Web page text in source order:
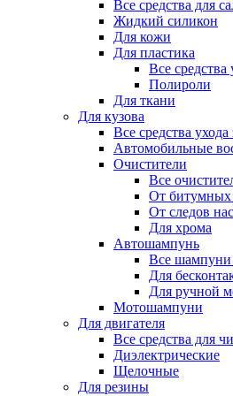
Все средства для
Жидкий силикон
Для кожи
Для пластика
Все средства
Полироли
Для ткани
Для кузова
Все средства
Автомобильные
Очистители
Все
От битумных
От следов
Для хрома
Автошампунь
Все шампуни
Для
Для ручной
Мотошампуни
Для двигателя
Все средства для
Диэлектрические
Щелочные
Для резины